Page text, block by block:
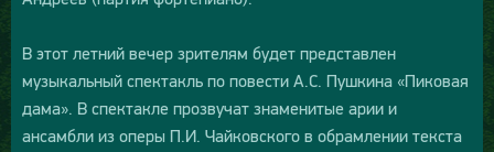
В этот летний вечер зрителям будет представлен
музыкальный спектакль по повести А.С. Пушкина «Пиковая
дама». В спектакле прозвучат знаменитые арии и
ансамбли из оперы П.И. Чайковского в обрамлении текста